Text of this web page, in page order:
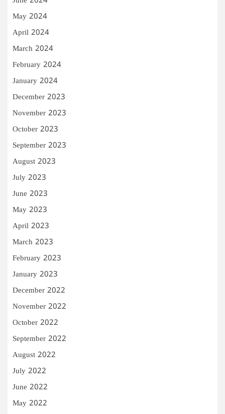
May 2024
April 2024
March 2024
February 2024
January 2024
December 2023
November 2023
October 2023
September 2023
August 2023
July 2023
June 2023
May 2023
April 2023
March 2023
February 2023
January 2023
December 2022
November 2022
October 2022
September 2022
August 2022
July 2022
June 2022
May 2022